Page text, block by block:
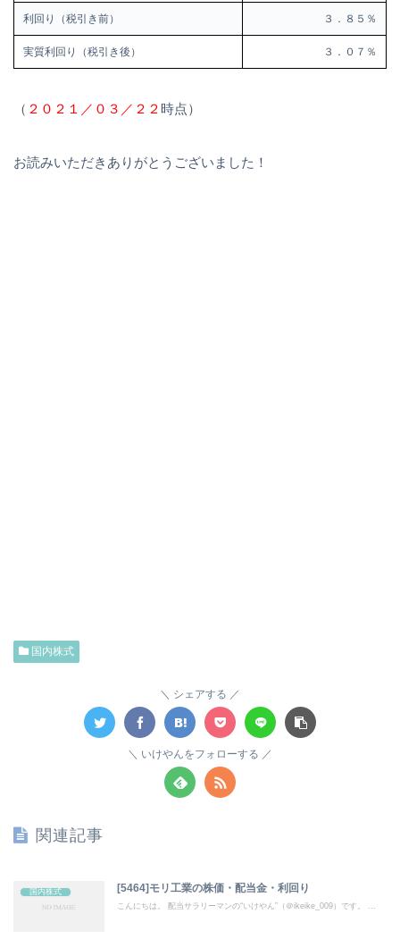
利回り（税引き前） ３．８５％
実質利回り（税引き後） ３．０７％
（ ２０２１／０３／２２時点）
お読みいただきありがとうございました！
国内株式
シェアする
いけやんをフォローする
関連記事
国内株式 [5464]モリ工業の株価・配当金・利回り
こんにちは。 配当サラリーマンの“いけやん”（＠ikeike_009）です。 ...